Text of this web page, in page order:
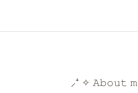
⸝⁺ ✧ 𝙰𝚋𝚘𝚞𝚝 𝚖